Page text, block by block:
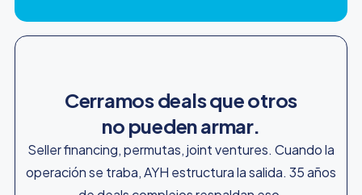
Cerramos deals que otros
no pueden armar.
Seller financing, permutas, joint ventures. Cuando la
operación se traba, AYH estructura la salida. 35 años